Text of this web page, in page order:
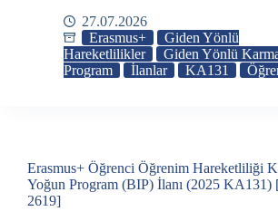
27.07.2026
Erasmus+
Giden Yönlü
Hareketlilikler
Giden Yönlü
Program
İlanlar KA131
Erasmus+ Öğrenci Öğrenim Hareketliliği
Yoğun Program (BIP) İlanı (2025 KA131)
2619]